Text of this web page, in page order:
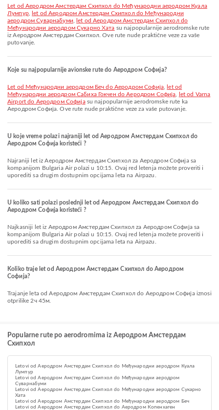
let od Aеродром Амстердам Схипхол do Међународни аеродром Куала
Лумпур,
let od Aеродром Амстердам Схипхол do Међународни
аеродром Суварнабуми
let od Aеродром Амстердам Схипхол do
Међународни аеродром Сукарно Хата su najpopularnije aerodromske rute
iz Aеродром Амстердам Схипхол. Ove rute nude praktične veze za vaše
putovanje.
Koje su najpopularnije avionske rute do Аеродром Софија?
let od Међународни аеродром Беч do Аеродром Софија
let od
Међународни аеродром Сабиха Гокчен do Аеродром Софија
let od Varna
Airport do Аеродром Софијаsu najpopularnije aerodromske rute ka
Аеродром Софија. Ove rute nude praktične veze za vaše putovanje.
U koje vreme polazi najraniji let od Aеродром Амстердам Схипхол do
Аеродром Софија koristeći ?
Najraniji let iz Aеродром Амстердам Схипхол za Аеродром Софија sa
kompanijom Bulgaria Air polazi u 10:15. Ovaj red letenja možete proveriti i
uporediti sa drugim dostupnim opcijama leta na Airpazu.
U koliko sati polazi poslednji let od Aеродром Амстердам Схипхол do
Аеродром Софија koristeći ?
Najkasniji let iz Aеродром Амстердам Схипхол za Аеродром Софија sa
kompanijom Bulgaria Air polazi u 10:15. Ovaj red letenja možete proveriti i
uporediti sa drugim dostupnim opcijama leta na Airpazu.
Koliko traje let od Aеродром Амстердам Схипхол do Аеродром
Софија?
Trajanje leta od Aеродром Амстердам Схипхол do Аеродром Софија iznosi
otprilike 2ч 45м.
Popularne rute po aerodromima iz Aеродром Амстердам
Схипхол
Letovi od Aеродром Амстердам Схипхол do Међународни аеродром Куала
Лумпур
Letovi od Aеродром Амстердам Схипхол do Међународни аеродром
Суварнабуми
Letovi od Aеродром Амстердам Схипхол do Међународни аеродром Сукарно
Хата
Letovi od Aеродром Амстердам Схипхол do Међународни аеродром Беч
Letovi od Aеродром Амстердам Схипхол do Аеродром Копенхаген